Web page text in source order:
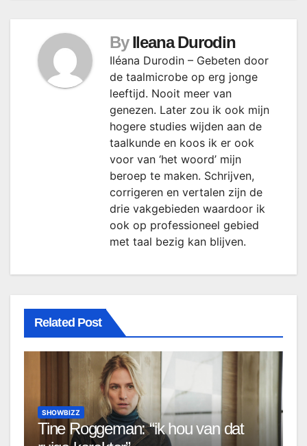
By Ileana Durodin
Iléana Durodin – Gebeten door
de taalmicrobe op erg jonge
leeftijd. Nooit meer van
genezen. Later zou ik ook mijn
hogere studies wijden aan de
taalkunde en koos ik er ook
voor van ‘het woord’ mijn
beroep te maken. Schrijven,
corrigeren en vertalen zijn de
drie vakgebieden waardoor ik
ook op professioneel gebied
met taal bezig kan blijven.
Related Post
SHOWBIZZ
Tine Roggeman: “ik hou van dat